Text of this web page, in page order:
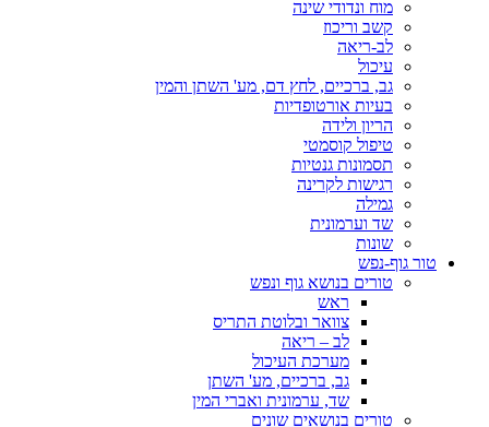
מוח ונדודי שינה
קשב וריכוז
לב-ריאה
עיכול
גב, ברכיים, לחץ דם, מע' השתן והמין
בעיות אורטופדיות
הריון ולידה
טיפול קוסמטי
תסמונות גנטיות
רגישות לקרינה
גמילה
שד וערמונית
שונות
טור גוף-נפש
טורים בנושא גוף ונפש
ראש
צוואר ובלוטת התריס
לב – ריאה
מערכת העיכול
גב, ברכיים, מע' השתן
שד, ערמונית ואברי המין
טורים בנושאים שונים